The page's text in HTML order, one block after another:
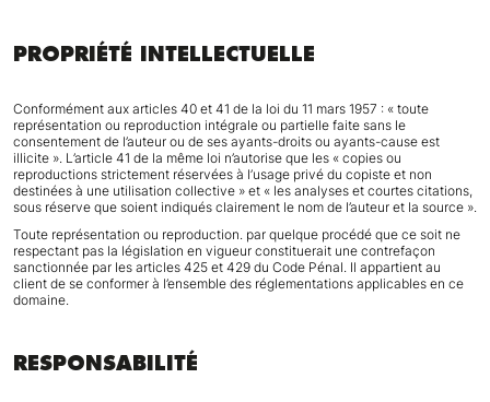
PROPRIÉTÉ INTELLECTUELLE
Conformément aux articles 40 et 41 de la loi du 11 mars 1957 : « toute
représentation ou reproduction intégrale ou partielle faite sans le
consentement de l’auteur ou de ses ayants-droits ou ayants-cause est
illicite ». L’article 41 de la même loi n’autorise que les « copies ou
reproductions strictement réservées à l’usage privé du copiste et non
destinées à une utilisation collective » et « les analyses et courtes citations,
sous réserve que soient indiqués clairement le nom de l’auteur et la source ».
Toute représentation ou reproduction. par quelque procédé que ce soit ne
respectant pas la législation en vigueur constituerait une contrefaçon
sanctionnée par les articles 425 et 429 du Code Pénal. Il appartient au
client de se conformer à l’ensemble des réglementations applicables en ce
domaine.
RESPONSABILITÉ